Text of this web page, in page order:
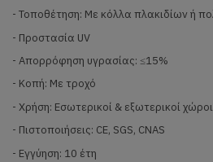
- Τοποθέτηση: Με κόλλα πλακιδίων ή
- Προστασία UV
- Απορρόφηση υγρασίας: ≤15%
- Κοπή: Με τροχό
- Χρήση: Εσωτερικοί & εξωτερικοί χώροι
- Πιστοποιήσεις: CE, SGS, CNAS
- Εγγύηση: 10 έτη